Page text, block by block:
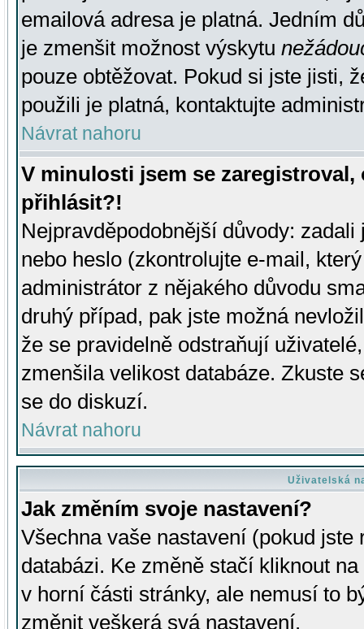
emailová adresa je platná. Jedním
je zmenšit možnost výskytu
pouze obtěžovat. Pokud si jste jisti,
použili je platná, kontaktujte
Návrat nahoru
V minulosti jsem se
přihlásit?!
Nejpravděpodobnější důvody:
nebo heslo (zkontrolujte e-mail,
administrátor z nějakého důvodu
druhý případ, pak jste možná
že se pravidelně odstraňují
zmenšila velikost databáze. Zkuste
se do diskuzí.
Návrat nahoru
Uživatelská
Jak změním svoje nastavení?
Všechna vaše nastavení (pokud
databázi. Ke změně stačí kliknout
v horní části stránky, ale nemusí to
změnit veškerá svá nastavení.